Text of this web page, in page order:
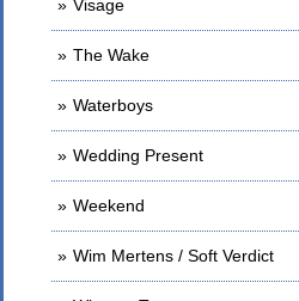
Visage
The Wake
Waterboys
Wedding Present
Weekend
Wim Mertens / Soft Verdict